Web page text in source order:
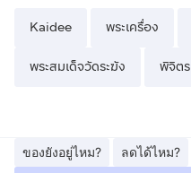
Kaidee พระเครื่อง
พระสมเด็จวัดระฆัง พิจิตร
ของยังอยู่ไหม? ลดได้ไหม?